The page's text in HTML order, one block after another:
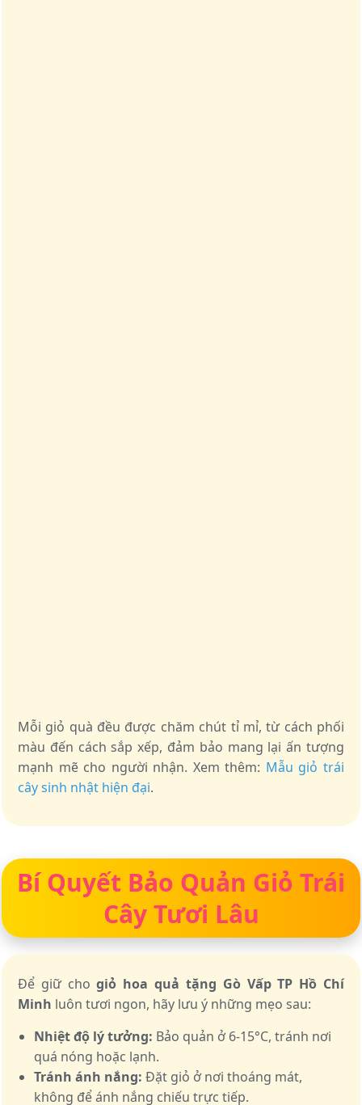
Mỗi giỏ quà đều được chăm chút tỉ mỉ, từ cách phối
màu đến cách sắp xếp, đảm bảo mang lại ấn tượng
mạnh mẽ cho người nhận. Xem thêm: Mẫu giỏ trái
cây sinh nhật hiện đại.
Bí Quyết Bảo Quản Giỏ Trái
Cây Tươi Lâu
Để giữ chogiỏ hoa quả tặng Gò Vấp TP Hồ Chí
Minh luôn tươi ngon, hãy lưu ý những mẹo sau:
Nhiệt độ lý tưởng: Bảo quản ở 6-15°C, tránh nơi
quá nóng hoặc lạnh.
Tránh ánh nắng: Đặt giỏ ở nơi thoáng mát,
không để ánh nắng chiếu trực tiếp.